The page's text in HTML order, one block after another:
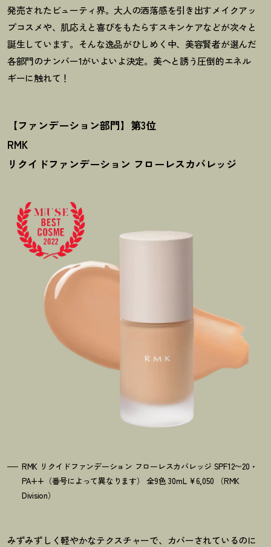
発売されたビューティ界。大人の洒落感を引き出すメイクアッ
プコスメや、肌応えと喜びをもたらすスキンケアなどが次々と
誕生しています。そんな逸品がひしめく中、美容賢者が選んだ
各部門のナンバー1がいよいよ決定。美へと誘う圧倒的エネル
ギーに触れて ！
【ファンデーション部門】第3位
RMK
リクイドファンデーション フローレスカバレッジ
RMK リクイドファンデーション フローレスカバレッジ SPF12〜20・
PA++（番号によって異なります） 全9色 30mL ¥6,050 （RMK
Division）
みずみずしく軽やかなテクスチャーで、カバーされているのに